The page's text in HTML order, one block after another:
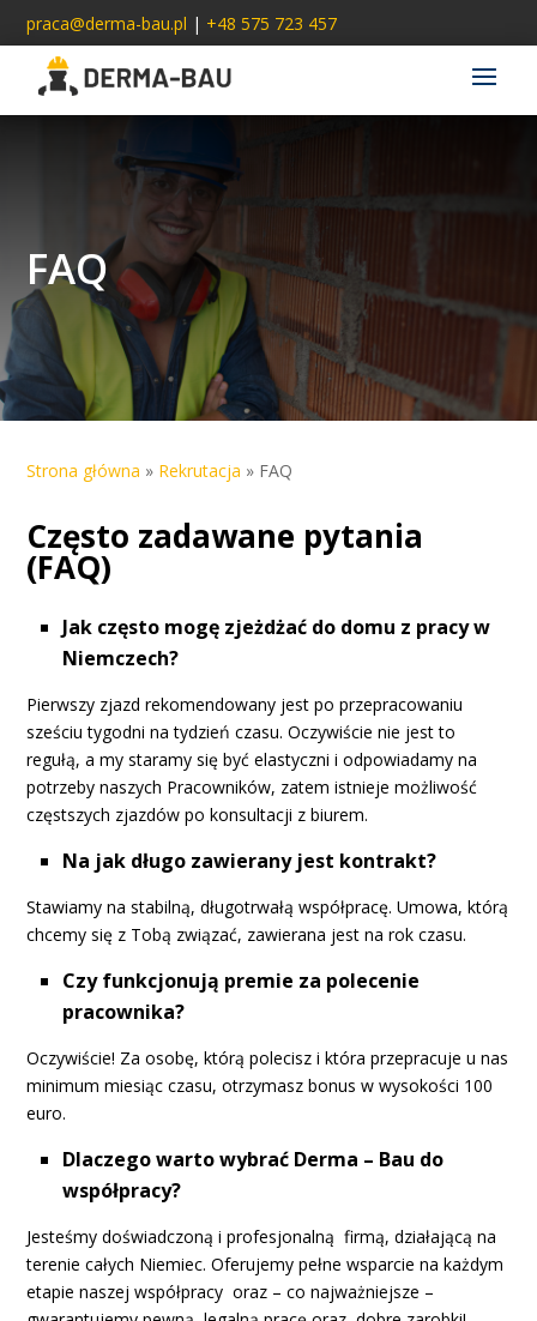
praca@derma-bau.pl | +48 575 723 457
FAQ
Strona główna » Rekrutacja » FAQ
Często zadawane pytania
(FAQ)
Jak często mogę zjeżdżać do domu z pracy w
Niemczech?
Pierwszy zjazd rekomendowany jest po przepracowaniu
sześciu tygodni na tydzień czasu. Oczywiście nie jest to
regułą, a my staramy się być elastyczni i odpowiadamy na
potrzeby naszych Pracowników, zatem istnieje możliwość
częstszych zjazdów po konsultacji z biurem.
Na jak długo zawierany jest kontrakt?
Stawiamy na stabilną, długotrwałą współpracę. Umowa, którą
chcemy się z Tobą związać, zawierana jest na rok czasu.
Czy funkcjonują premie za polecenie
pracownika?
Oczywiście! Za osobę, którą polecisz i która przepracuje u nas
minimum miesiąc czasu, otrzymasz bonus w wysokości 100
euro.
Dlaczego warto wybrać Derma – Bau do
współpracy?
Jesteśmy doświadczoną i profesjonalną firmą, działającą na
terenie całych Niemiec. Oferujemy pełne wsparcie na każdym
etapie naszej współpracy oraz – co najważniejsze –